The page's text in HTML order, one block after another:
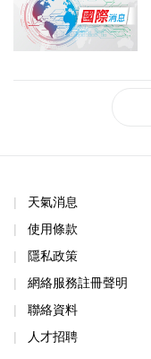
天氣消息
使用條款
隱私政策
網絡服務註冊聲明
聯絡資料
人才招聘